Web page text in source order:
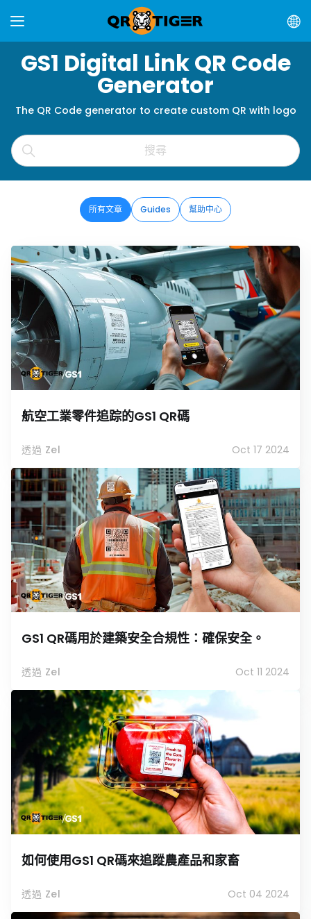
GS1 Digital Link QR Code
Generator
The QR Code generator to create custom QR with logo
所有文章 Guides 幫助中心
航空工業零件追踪的GS1 QR碼
透過 Zel Oct 17 2024
GS1 QR碼用於建築安全合規性：確保安全。
透過 Zel Oct 11 2024
如何使用GS1 QR碼來追蹤農產品和家畜
透過 Zel Oct 04 2024